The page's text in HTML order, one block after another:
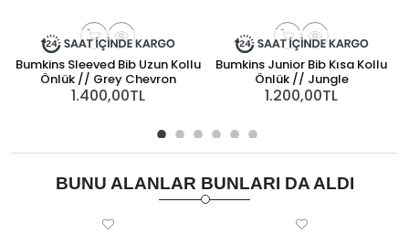
Bumkins Sleeved Bib Uzun Kollu
Önlük // Grey Chevron
1.400,00TL
Bumkins Junior Bib Kısa Kollu
Önlük // Jungle
1.200,00TL
BUNU ALANLAR BUNLARI DA ALDI